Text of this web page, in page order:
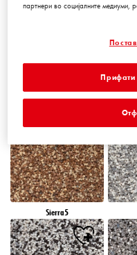
Sierra2
Sierra5
партнери во социјалните медиуми,
Прифати